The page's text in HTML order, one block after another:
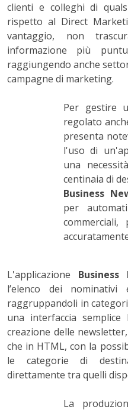
clienti e colleghi di
rispetto al Direct
vantaggio, non
informazione più
raggiungendo anche
campagne di marketing.
Per gestire
regolato
presenta
l'uso di
una
centinaia di
Business
per
L'applicazione Business
l’elenco dei
raggruppandoli in
una interfaccia
creazione delle
che in HTML, con la
le categorie di
direttamente tra quelli
La